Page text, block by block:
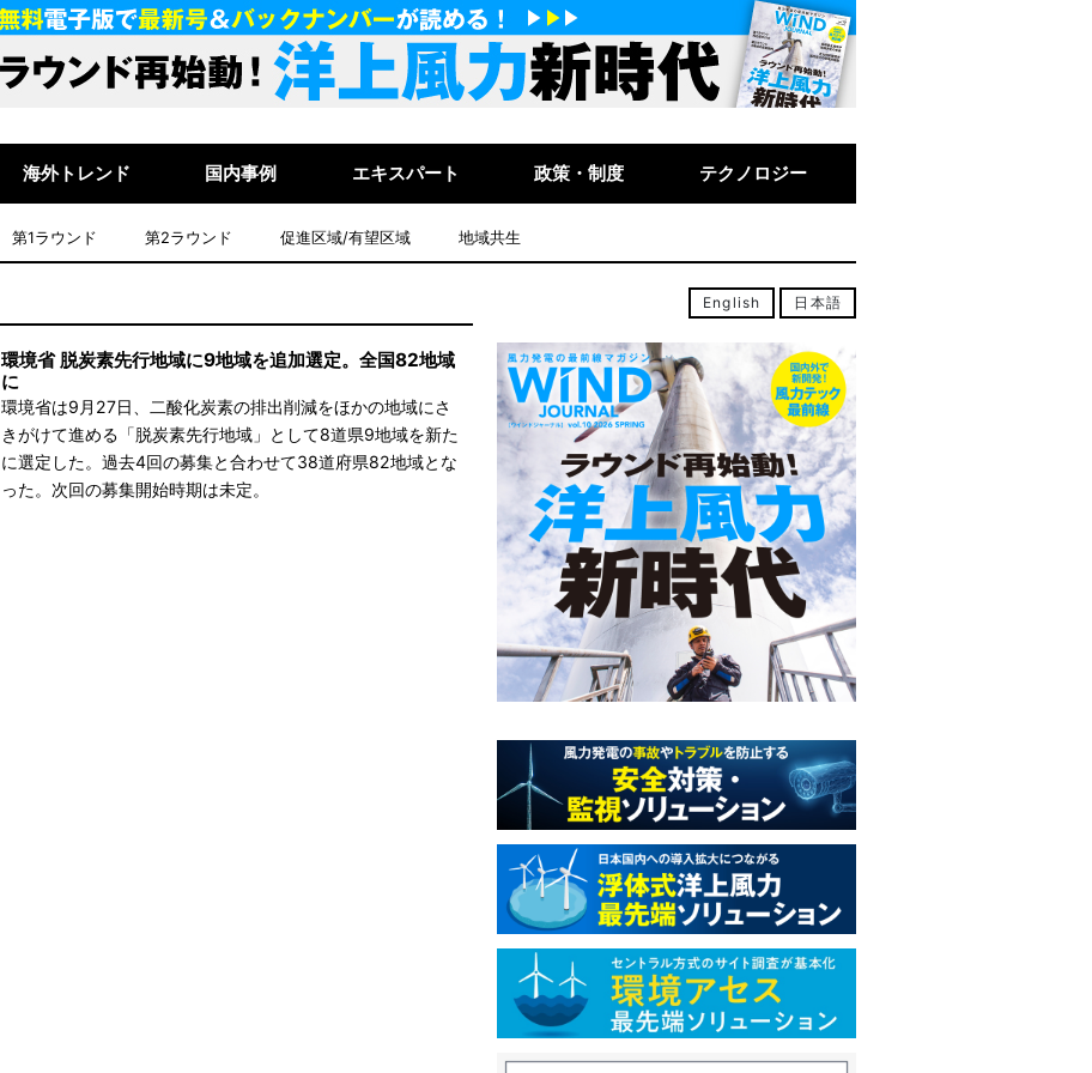
海外トレンド 国内事例 エキスパート 政策・制度 テクノロジー
第1ラウンド 第2ラウンド 促進区域/有望区域 地域共生
環境省は9月27日、二酸化炭素の排出削減をほかの地域にさ
きがけて進める「脱炭素先行地域」として8道県9地域を新た
に選定した。過去4回の募集と合わせて38道府県82地域とな
った。次回の募集開始時期は未定。
環境省 脱炭素先行地域に9地域を追加選定。全国82地域
に
English 日本語